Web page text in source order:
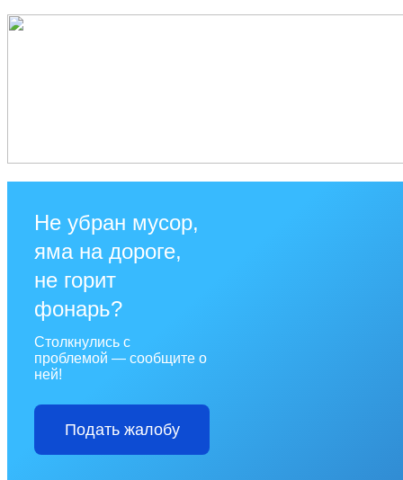
Не убран мусор,
яма на дороге,
не горит
фонарь?
Столкнулись с
проблемой — сообщите о
ней!
Подать жалобу